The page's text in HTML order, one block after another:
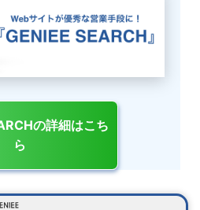
の詳細はこち
ら